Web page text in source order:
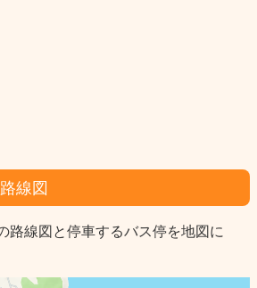
線図
路線図と停車するバス停を地図に